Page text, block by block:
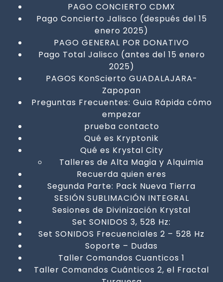
PAGO CONCIERTO CDMX
Pago Concierto Jalisco (después del 15
enero 2025)
PAGO GENERAL POR DONATIVO
Pago Total Jalisco (antes del 15 enero
2025)
PAGOS KonScierto GUADALAJARA-
Zapopan
Preguntas Frecuentes: Guia Rápida cómo
empezar
prueba contacto
Qué es Kryptonik
Qué es Krystal City
Talleres de Alta Magia y Alquimia
Recuerda quien eres
Segunda Parte: Pack Nueva Tierra
SESIÓN SUBLIMACIÓN INTEGRAL
Sesiones de Divinización Krystal
Set SONIDOS 3, 528 Hz:
Set SONIDOS Frecuenciales 2 – 528 Hz
Soporte – Dudas
Taller Comandos Cuanticos 1
Taller Comandos Cuánticos 2, el Fractal